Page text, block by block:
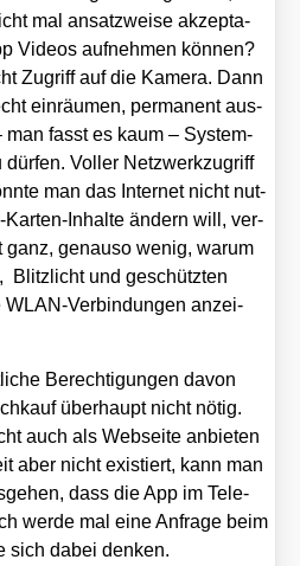
mal ansatz­wei­se akzep­ta­
Vide­os auf­neh­men kön­nen?
Zugriff auf die Kame­ra. Dann
ein­räu­men, per­ma­nent aus­
man fasst es kaum – Sys­tem­
Vol­ler Netz­werk­zu­griff
man das Inter­net nicht nut­
Kar­ten-Inhal­te ändern will, ver­
genau­so wenig, war­um
Blitz­licht und geschütz­ten
WLAN-Ver­bin­dun­gen anzei­
Berech­ti­gun­gen davon
über­haupt nicht nötig.
auch als Web­sei­te anbie­ten
aber nicht exis­tiert, kann man
dass die App im Tele­
wer­de mal eine Anfra­ge beim
sich dabei den­ken.